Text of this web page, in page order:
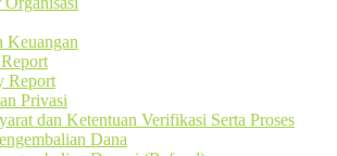
Keuangan
Report
Privasi
dan Ketentuan Verifikasi Serta Proses
Dana